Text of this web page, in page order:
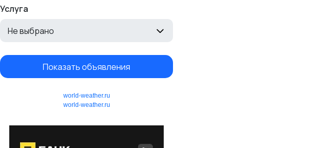
Услуга
Не выбрано
Показать объявления
world-weather.ru
world-weather.ru